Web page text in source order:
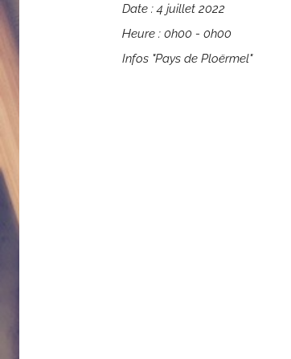
Date :4 juillet 2022
Heure : 0h00 - 0h00
Infos "Pays de Ploërmel"